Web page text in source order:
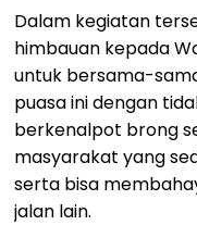
Dalam kegiatan
himbauan kepada
untuk bersama-
puasa ini dengan
berkenalpot brong
masyarakat yang
serta bisa
jalan lain.